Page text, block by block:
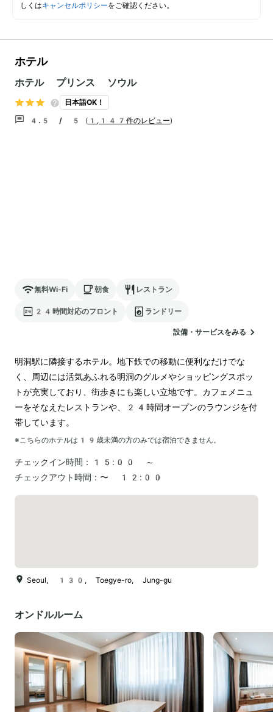
しくはキャンセルポリシーをご確認ください。
ホテル
ホテル プリンス ソウル
日本語OK！
4.5 / 5 ( 1,147件のレビュー)
無料Wi-Fi 朝食 レストラン
24時間対応のフロント ランドリー
設備・サービスをみる
明洞駅に隣接するホテル。地下鉄での移動に便利なだけでな
く、周辺には活気あふれる明洞のグルメやショッピングスポッ
トが充実しており、街歩きにも楽しい立地です。カフェメニュ
ーをそなえたレストランや、24時間オープンのラウンジを付
帯しています。
※こちらのホテルは 19 歳未満の方のみでは宿泊できません。
チェックイン時間：
15:00 ～
チェックアウト時間： 〜 12:00
Seoul, 130, Toegye-ro, Jung-gu
オンドルルーム